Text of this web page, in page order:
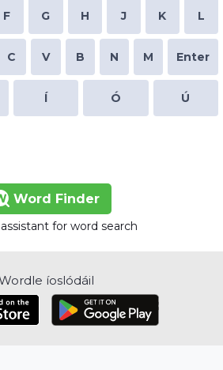
F G H J K L
C V B N M Enter
Í Ó Ú
Word Finder
for word search
íoslódáil